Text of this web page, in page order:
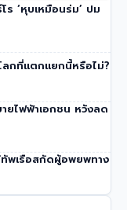
ยแดน ‘ไม่รวม
‘หุบเหมือนร่ม’ ปม
ลกที่แตกแยกนี้หรือไม่?
ไฟฟ้าเอกชน หวังลด
พเรือสกัดผู้อพยพทาง